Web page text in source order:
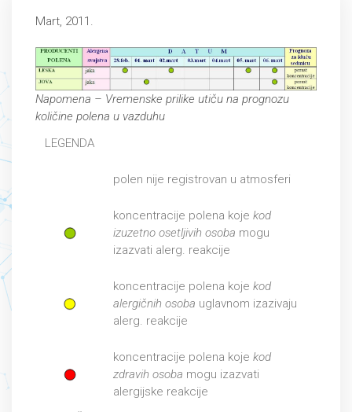
Mart, 2011.
Napomena – Vremenske prilike utiču na prognozu
količine polena u vazduhu
LEGENDA
polen nije registrovan u atmosferi
koncentracije polena koje kod
izuzetno osetljivih osoba mogu
izazvati alerg. reakcije
koncentracije polena koje kod
alergičnih osoba uglavnom izazivaju
alerg. reakcije
koncentracije polena koje kod
zdravih osoba mogu izazvati
alergijske reakcije